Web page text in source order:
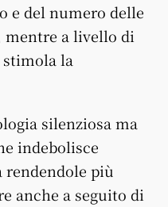
e del numero delle
a livello di
stimola la
silenziosa ma
indebolisce
rendendole più
anche a seguito di